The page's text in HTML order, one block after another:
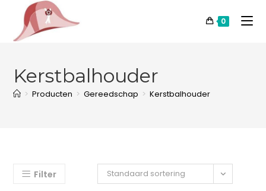
0
Kerstbalhouder
> Producten > Gereedschap > Kerstbalhouder
Filter Standaard sortering